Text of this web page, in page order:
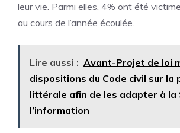
leur vie. Parmi elles, 4% ont été
au cours de l’année écoulée.
Lire aussi : Avant-Projet de loi
dispositions du Code civil sur la
littérale afin de les adapter à la
l’information